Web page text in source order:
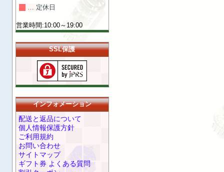
… 定休日
営業時間:10:00～19:00
SSL保護
インフォメーション
配送と返品について
個人情報保護方針
ご利用規約
お問い合わせ
サイトマップ
ギフト券 よくある質問